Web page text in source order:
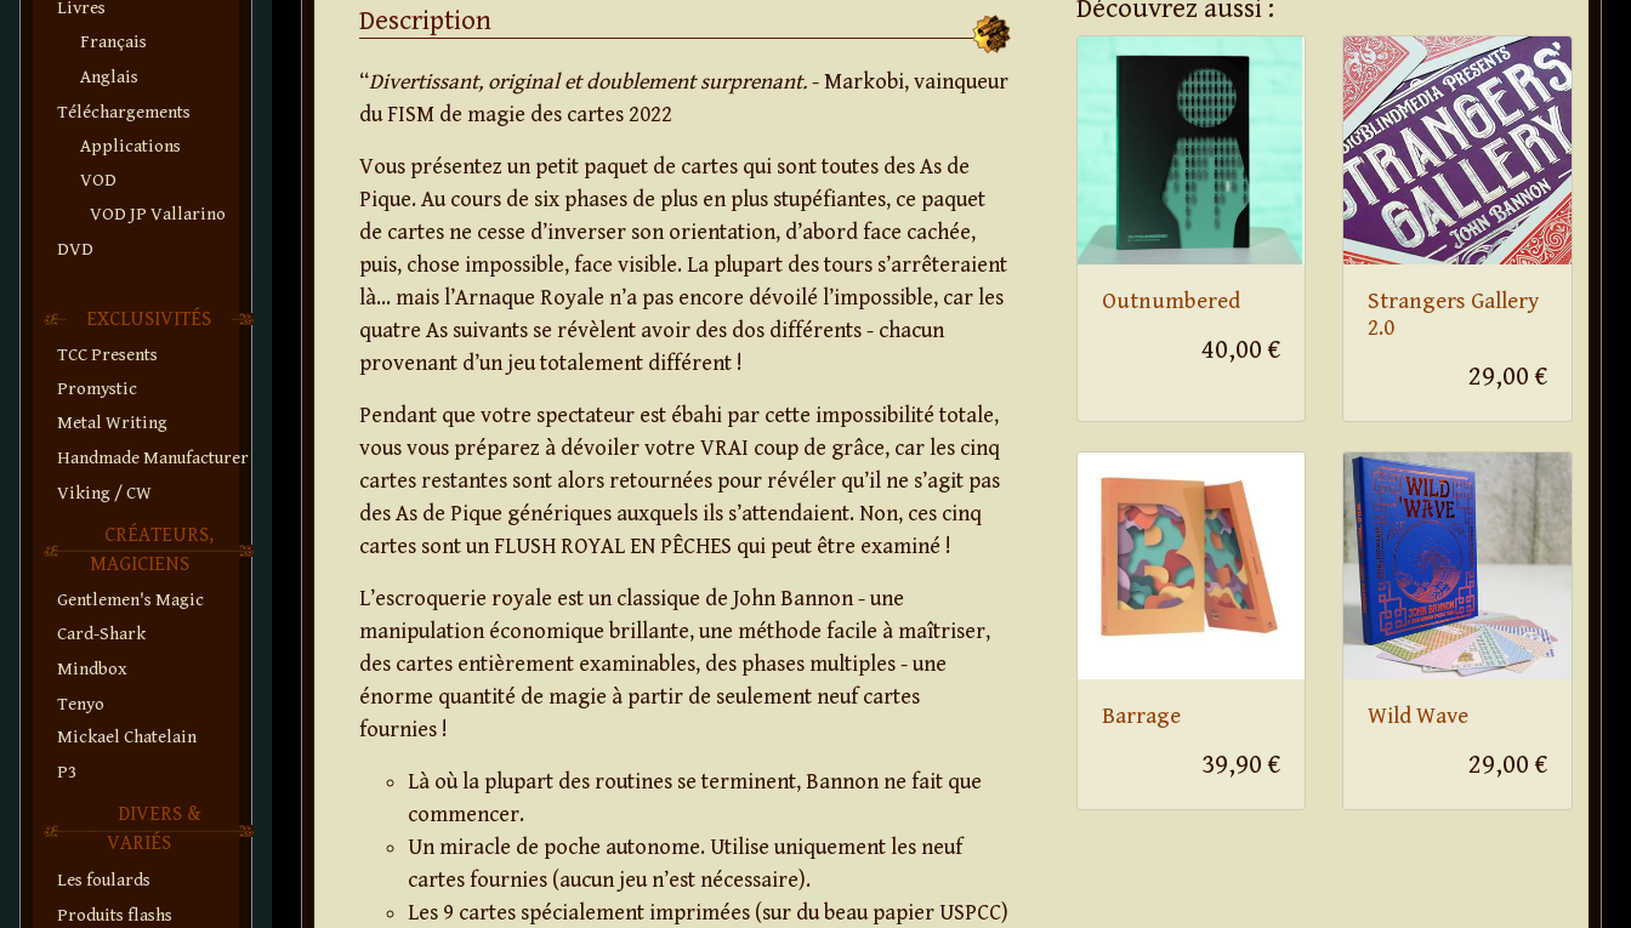
Livres
Français
Anglais
Téléchargements
Applications
VOD
VOD JP Vallarino
DVD
EXCLUSIVITÉS
TCC Presents
Promystic
Metal Writing
Handmade Manufacturer
Viking / CW
CRÉATEURS,
MAGICIENS
Gentlemen's Magic
Card-Shark
Mindbox
Tenyo
Mickael Chatelain
P3
DIVERS &
VARIÉS
Les foulards
Produits flashs
Description
“Divertissant, original et doublement surprenant.- Markobi, vainqueur
du FISM de magie des cartes 2022
Vous présentez un petit paquet de cartes qui sont toutes des As de
Pique. Au cours de six phases de plus en plus stupéfiantes, ce paquet
de cartes ne cesse d’inverser son orientation, d’abord face cachée,
puis, chose impossible, face visible. La plupart des tours s’arrêteraient
là… mais l’Arnaque Royale n’a pas encore dévoilé l’impossible, car les
quatre As suivants se révèlent avoir des dos différents - chacun
provenant d’un jeu totalement différent !
Pendant que votre spectateur est ébahi par cette impossibilité totale,
vous vous préparez à dévoiler votre VRAI coup de grâce, car les cinq
cartes restantes sont alors retournées pour révéler qu’il ne s’agit pas
des As de Pique génériques auxquels ils s’attendaient. Non, ces cinq
cartes sont un FLUSH ROYAL EN PÊCHES qui peut être examiné !
L’escroquerie royale est un classique de John Bannon - une
manipulation économique brillante, une méthode facile à maîtriser,
des cartes entièrement examinables, des phases multiples - une
énorme quantité de magie à partir de seulement neuf cartes
fournies !
Là où la plupart des routines se terminent, Bannon ne fait que
commencer.
Un miracle de poche autonome. Utilise uniquement les neuf
cartes fournies (aucun jeu n’est nécessaire).
Les 9 cartes spécialement imprimées (sur du beau papier USPCC)
Découvrez aussi :
Outnumbered
40,00 €
Strangers Gallery
2.0
29,00 €
Barrage
39,90 €
Wild Wave
29,00 €